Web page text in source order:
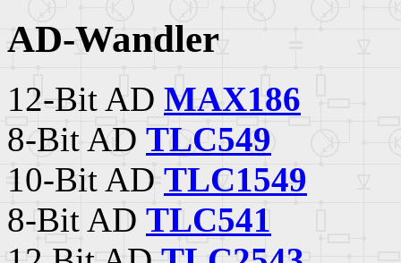
AD-Wandler
12-Bit AD MAX186
8-Bit AD TLC549
10-Bit AD TLC1549
8-Bit AD TLC541